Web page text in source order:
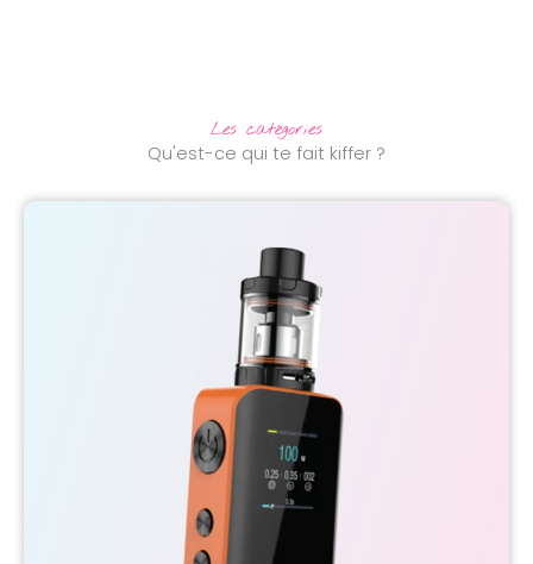
Les catégories
Qu'est-ce qui te fait kiffer ?